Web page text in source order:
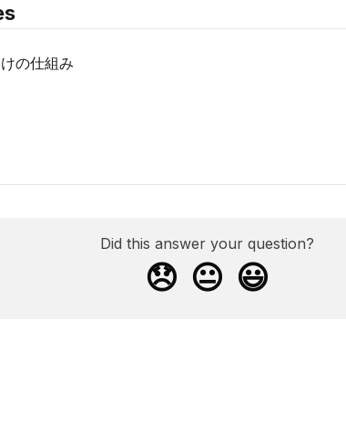
の仕組み
Did this answer your question?
😞 😐 😃